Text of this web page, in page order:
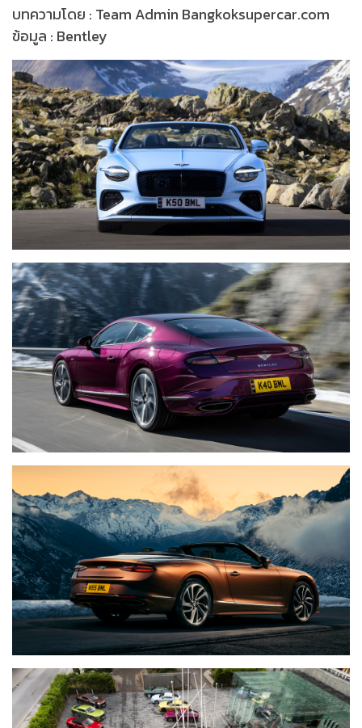
บทความโดย : Team Admin Bangkoksupercar.com
ข้อมูล : Bentley